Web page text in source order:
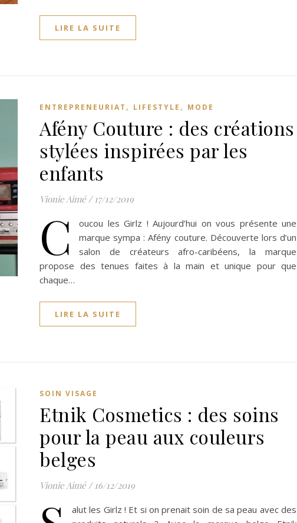
LIRE LA SUITE
ENTREPRENEURIAT , LIFESTYLE , MODE
Afény Couture : des créations
stylées inspirées par les
enfants
Vionie Aimé / 17/12/2019
C
oucou les Girlz ! Aujourd’hui on vous présente une
marque sympa : Afény couture. Découverte lors d’un
salon de créateurs afro-caribéens, la marque
propose des tenues faites à la main et unique pour que
chaque…
LIRE LA SUITE
SOIN VISAGE
Etnik Cosmetics : des soins
pour la peau aux couleurs
belges
Vionie Aimé / 16/12/2019
alut les Girlz ! Et si on prenait soin de sa peau avec des